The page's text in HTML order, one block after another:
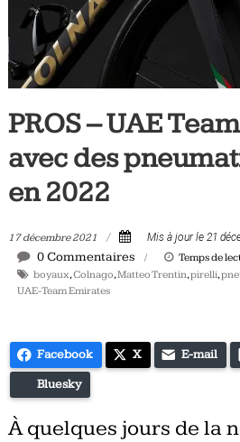
Tous
les
jours,
votre
vélo
triathlon
PROS – UAE
avec des
en 2022
17 décembre 2021 Mis à jour le 21
0 Commentaires Temps de
boyaux,Colnago,Matteo Trentin,pirelli,
UAE-Team Emirates
Facebook X E-mail
Bluesky
À quelques jours de la